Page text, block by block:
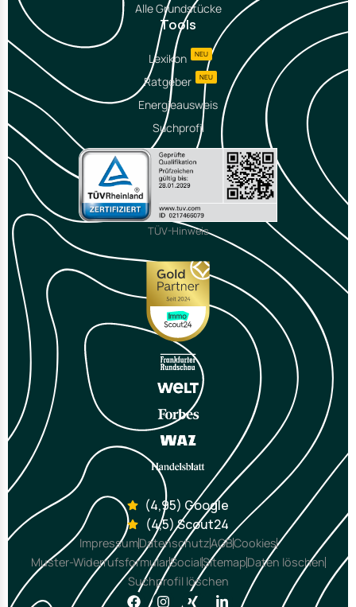
Alle Grundstücke
Tools
Lexikon NEU
Ratgeber NEU
Energieausweis
Suchprofil
TÜV-Hinweis
(4,95) Google
(4,5) Scout24
ImpressumDatenschutzAGBCookies
Muster-WiderrufsformularSocialSitemapDaten löschen
Suchprofil löschen